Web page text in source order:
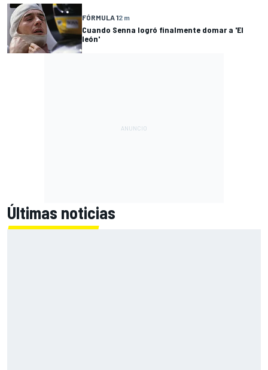
FÓRMULA 12 m
Cuando Senna logró finalmente domar a 'El
león'
Últimas noticias